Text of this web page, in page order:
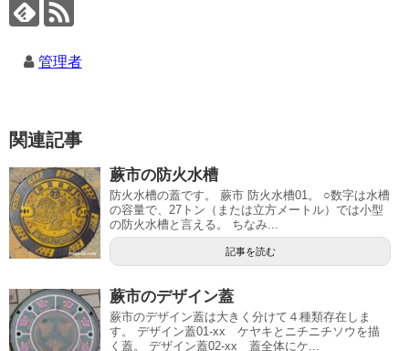
管理者
関連記事
蕨市の防火水槽
防火水槽の蓋です。 蕨市 防火水槽01。 ○数字は水槽
の容量で、27トン（または立方メートル）では小型
の防火水槽と言える。 ちなみ...
記事を読む
蕨市のデザイン蓋
蕨市のデザイン蓋は大きく分けて４種類存在しま
す。 デザイン蓋01-xx ケヤキとニチニチソウを描
く蓋。 デザイン蓋02-xx 蓋全体にケ...